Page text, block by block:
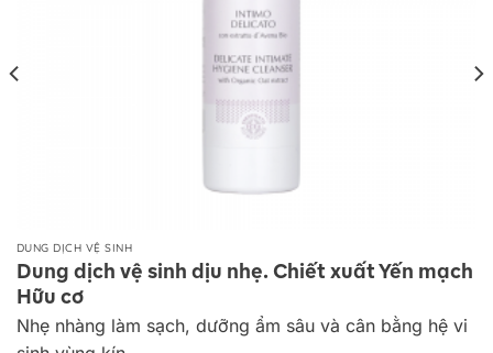
DUNG DỊCH VỆ SINH
Dung dịch vệ sinh dịu nhẹ. Chiết xuất Yến mạch
Hữu cơ
Nhẹ nhàng làm sạch, dưỡng ẩm sâu và cân bằng hệ vi